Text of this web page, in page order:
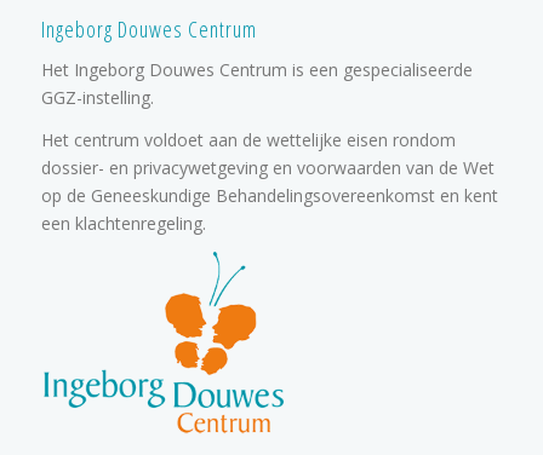
Ingeborg Douwes Centrum
Het Ingeborg Douwes Centrum is een gespecialiseerde
GGZ-instelling.
Het centrum voldoet aan de wettelijke eisen rondom
dossier- en privacywetgeving en voorwaarden van de Wet
op de Geneeskundige Behandelingsovereenkomst en kent
een klachtenregeling.